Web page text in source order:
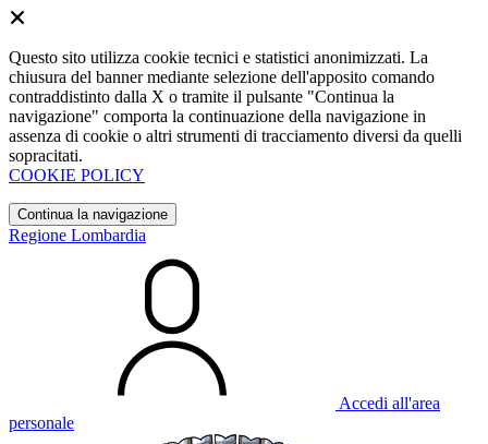
Questo sito utilizza cookie tecnici e statistici anonimizzati. La
chiusura del banner mediante selezione dell'apposito comando
contraddistinto dalla X o tramite il pulsante "Continua la
navigazione" comporta la continuazione della navigazione in
assenza di cookie o altri strumenti di tracciamento diversi da quelli
sopracitati.
COOKIE POLICY
Continua la navigazione
Regione Lombardia
Accedi all'area
personale